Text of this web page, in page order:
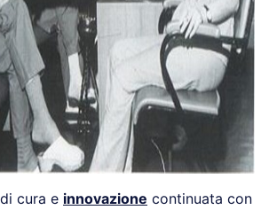
cura e innovazione continuata con